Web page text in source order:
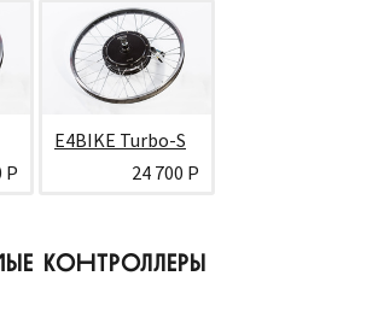
Р
E4BIKE Turbo-S
24 700 Р
КОНТРОЛЛЕРЫ